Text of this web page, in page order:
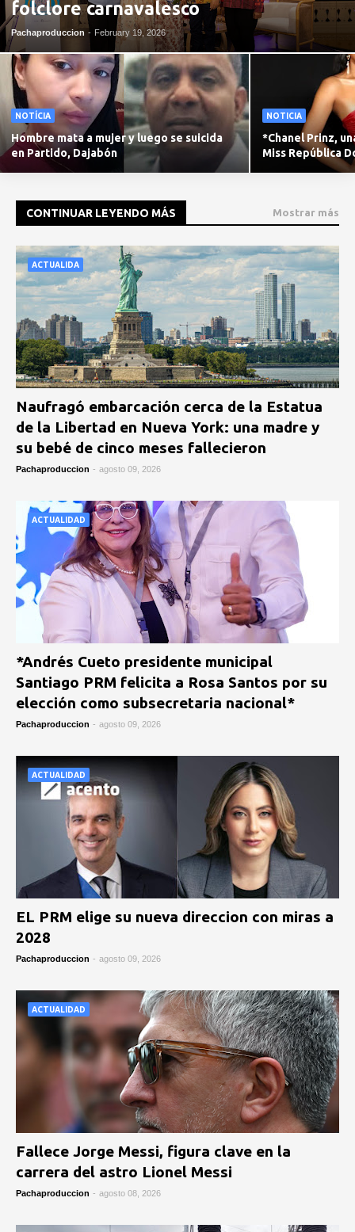
folclore carnavalesco
Pachaproduccion - February 19, 2026
NOTÍCIA
Hombre mata a mujer y luego se suicida
en Partido, Dajabón
NOTICIA
*Chanel Prinz,
Miss República
CONTINUAR LEYENDO MÁS Mostrar más
ACTUALIDA
Naufragó embarcación cerca de la Estatua
de la Libertad en Nueva York: una madre y
su bebé de cinco meses fallecieron
Pachaproduccion - agosto 09, 2026
ACTUALIDAD
*Andrés Cueto presidente municipal
Santiago PRM felicita a Rosa Santos por su
elección como subsecretaria nacional*
Pachaproduccion - agosto 09, 2026
ACTUALIDAD
EL PRM elige su nueva direccion con miras a
2028
Pachaproduccion - agosto 09, 2026
ACTUALIDAD
Fallece Jorge Messi, figura clave en la
carrera del astro Lionel Messi
Pachaproduccion - agosto 08, 2026